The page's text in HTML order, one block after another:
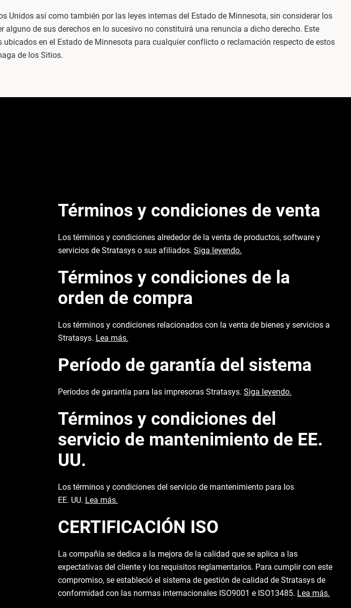
Unidos así como también por las leyes internas del Estado de Minnesota, sin considerar los
de sus derechos en lo sucesivo no constituirá una renuncia a dicho derecho. Este
en el Estado de Minnesota para cualquier conflicto o reclamación respecto de estos
de los Sitios.
Términos y condiciones de venta
Los términos y condiciones alrededor de la venta de productos, software y
servicios de Stratasys o sus afiliados. Siga leyendo.
Términos y condiciones de la
orden de compra
Los términos y condiciones relacionados con la venta de bienes y servicios a
Stratasys. Lea más.
Período de garantía del sistema
Períodos de garantía para las impresoras Stratasys. Siga leyendo.
Términos y condiciones del
servicio de mantenimiento de EE.
UU.
Los términos y condiciones del servicio de mantenimiento para los
EE. UU. Lea más.
CERTIFICACIÓN ISO
La compañía se dedica a la mejora de la calidad que se aplica a las
expectativas del cliente y los requisitos reglamentarios. Para cumplir con este
compromiso, se estableció el sistema de gestión de calidad de Stratasys de
conformidad con las normas internacionales ISO9001 e ISO13485. Lea más.